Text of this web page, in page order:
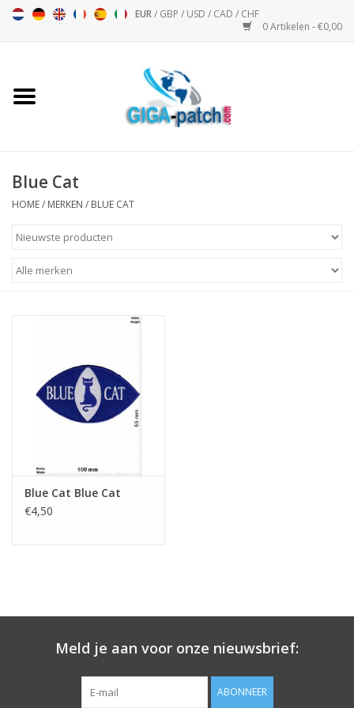
EUR/ GBP / USD / CAD / CHF
0 Artikelen - €0,00
Motor Sport - Sport
Sleutelhanger
Blue Cat
HOME/ MERKEN / BLUE CAT
Blue Cat Blue Cat
€4,50
Meld je aan voor onze nieuwsbrief:
ABONNEER